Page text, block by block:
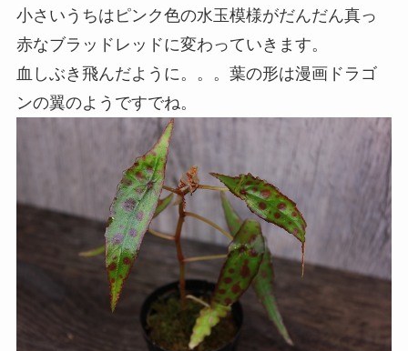
小さいうちはピンク色の水玉模様がだんだん真っ
赤なブラッドレッドに変わっていきます。
血しぶき飛んだように。。。葉の形は漫画ドラゴ
ンの翼のようですでね。